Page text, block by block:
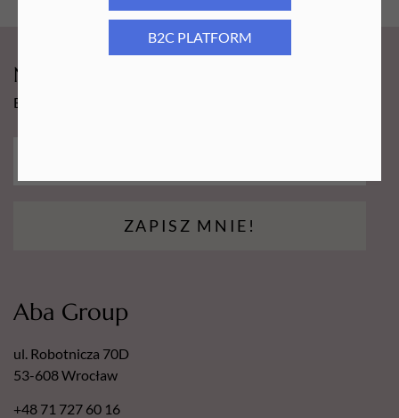
B2C PLATFORM
Newsy Aba Group!
Bądź na bieżąco i łap promocję tylko dla subskrybentów!
ZAPISZ MNIE!
Aba Group
ul. Robotnicza 70D
53-608 Wrocław
+48 71 727 60 16